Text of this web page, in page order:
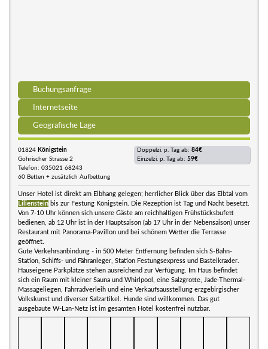
Buchungsanfrage
Internetseite
Geografische Lage
01824 Königstein
Gohrischer Strasse 2
Telefon: 035021 68243
60 Betten + zusätzlich Aufbettung
Doppelzi. p. Tag ab: 84€
Einzelzi. p. Tag ab: 59€
Unser Hotel ist direkt am Elbhang gelegen; herrlicher Blick über das Elbtal vom
Lilienstein bis zur Festung Königstein. Die Rezeption ist Tag und Nacht besetzt.
Von 7-10 Uhr können sich unsere Gäste am reichhaltigen Frühstücksbufett
bedienen, ab 12 Uhr ist in der Hauptsaison (ab 17 Uhr in der Nebensaison) unser
Restaurant mit Panorama-Pavillon und bei schönem Wetter die Terrasse
geöffnet.
Gute Verkehrsanbindung - in 500 Meter Entfernung befinden sich S-Bahn-
Station, Schiffs- und Fähranleger, Station Festungsexpress und Basteikraxler.
Hauseigene Parkplätze stehen ausreichend zur Verfügung. Im Haus befindet
sich ein Raum mit kleiner Sauna und Whirlpool, eine Salzgrotte, Jade-Thermal-
Massageliegen, Fahrradverleih und eine Verkaufsausstellung erzgebirgischer
Volkskunst und diverser Salzartikel. Hunde sind willkommen. Das gut
ausgebaute W-Lan-Netz ist im gesamten Hotel kostenfrei nutzbar.